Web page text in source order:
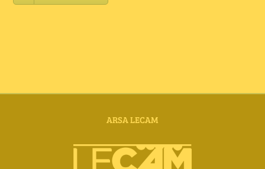
ARSA LECAM